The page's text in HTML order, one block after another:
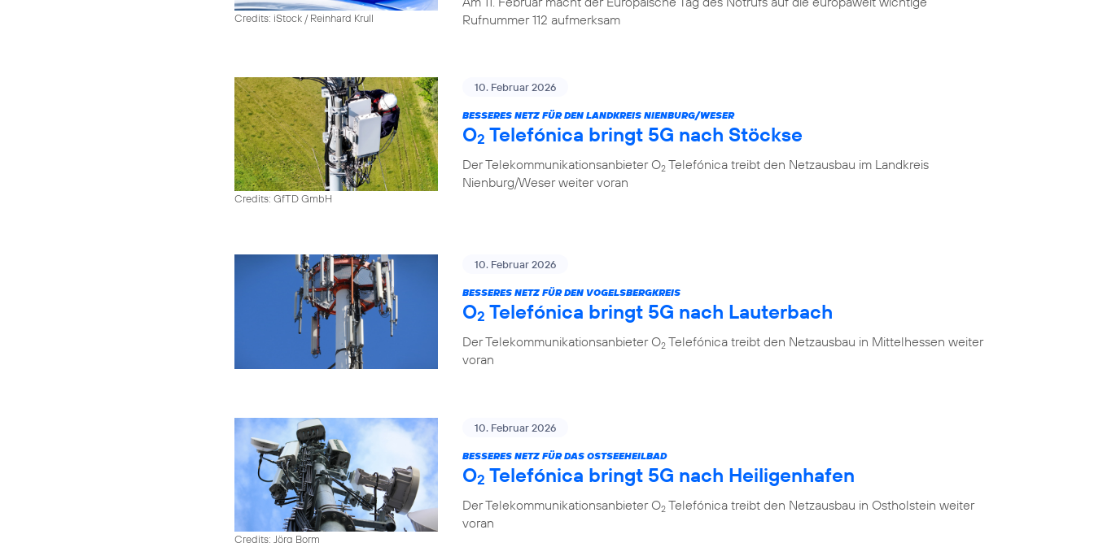
Credits: iStock / Reinhard Krull
Rufnummer 112 aufmerksam
Credits: GfTD GmbH
10. Februar 2026
BESSERES NETZ FÜR DEN LANDKREIS NIENBURG/WESER
O2 Telefónica bringt 5G nach Stöckse
Der Telekommunikationsanbieter O2 Telefónica treibt den Netzausbau im Landkreis
Nienburg/Weser weiter voran
10. Februar 2026
BESSERES NETZ FÜR DEN VOGELSBERGKREIS
O2 Telefónica bringt 5G nach Lauterbach
Der Telekommunikationsanbieter O2 Telefónica treibt den Netzausbau in Mittelhessen weiter
voran
Credits: Jörg Borm
10. Februar 2026
BESSERES NETZ FÜR DAS OSTSEEHEILBAD
O2 Telefónica bringt 5G nach Heiligenhafen
Der Telekommunikationsanbieter O2 Telefónica treibt den Netzausbau in Ostholstein weiter
voran